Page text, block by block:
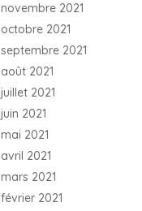
novembre 2021
octobre 2021
septembre 2021
août 2021
juillet 2021
juin 2021
mai 2021
avril 2021
mars 2021
février 2021